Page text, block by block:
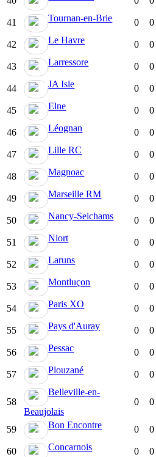
41 Tournan-en-Brie 0 0
42 Le Havre 0 0
43 Larressore 0 0
44 JA Isle 0 0
45 Elne 0 0
46 Léognan 0 0
47 Lille RC 0 0
48 Magnoac 0 0
49 Marseille RM 0 0
50 Nancy-Seichams 0 0
51 Niort 0 0
52 Laruns 0 0
53 Montluçon 0 0
54 Paris XO 0 0
55 Pays d'Auray 0 0
56 Pessac 0 0
57 Plouzané 0 0
58
Belleville-en-
Beaujolais
0 0
59 Bon Encontre 0 0
60 Concarnois 0 0